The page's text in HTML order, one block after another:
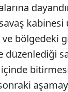
kabinesi
bölgedeki
düzenlediği